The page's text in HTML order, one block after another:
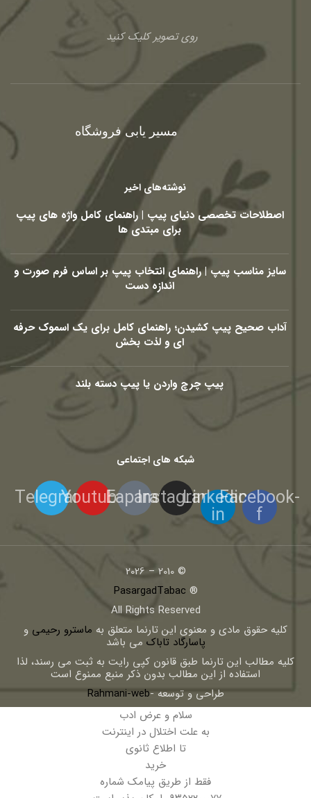
روی تصویر کلیک کنید
مسیر یابی فروشگاه
نوشته‌های اخیر
اصطلاحات تخصصی دنیای پیپ | راهنمای کامل واژه های پیپ
برای مبتدی ها
سایز مناسب پیپ | راهنمای انتخاب پیپ بر اساس فرم صورت و
اندازه دست
آداب صحیح پیپ کشیدن؛ راهنمای کامل برای یک اسموک حرفه
ای و لذت بخش
پیپ چرچ واردن یا پیپ دسته بلند
شبکه های اجتماعی
Facebook-
f
Linkedin-
in
Instagram
Eaparat
Youtube
Telegram
© 2010 – 2026
®
PasargadTabac
All Rights Reserved
كليه حقوق مادی و معنوی اين تارنما متعلق به ماسترو رحیمی و
پاسارگاد تاباک می باشد
کلیه مطالب این تارنما طبق قانون کپی رایت به ثبت می رسند، لذا
استفاده از این مطالب بدون ذکر منبع ممنوع است
طراحی و توسعه -Rahmani-web
سلام و عرض ادب
به علت اختلال در اینترنت
تا اطلاع ثانوی
خرید
فقط از طریق پیامک شماره